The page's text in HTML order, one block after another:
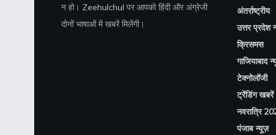
न हो। Zeehulchul पर आपको हिंदी और अंग्रेजी
दोनों भाषाओं में खबरें मिलेंगी।
अंतर्राष्ट्रीय
उत्तर प्रदेश
क्रिसमस
गाजियाबाद
टेक्नोलॉजी
ट्रेंडिंग खबरें
नवरात्रि
पंजाब न्यूज़